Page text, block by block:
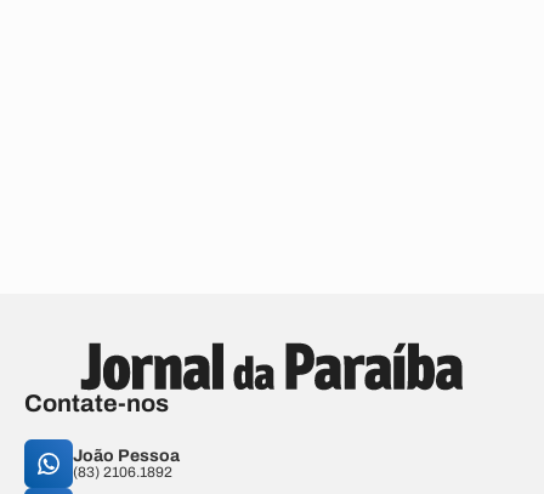
Contate-nos
João Pessoa
(83) 2106.1892